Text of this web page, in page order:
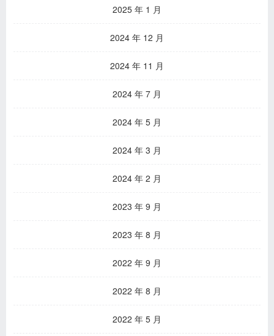
2025 年 1 月
2024 年 12 月
2024 年 11 月
2024 年 7 月
2024 年 5 月
2024 年 3 月
2024 年 2 月
2023 年 9 月
2023 年 8 月
2022 年 9 月
2022 年 8 月
2022 年 5 月